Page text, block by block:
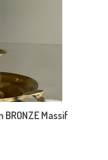
BRONZE Massif